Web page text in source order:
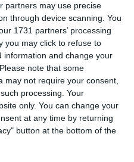
partners may use precise
through device scanning. You
1731 partners’ processing
you may click to refuse to
information and change your
Please note that some
may not require your consent,
processing. Your
only. You can change your
at any time by returning
button at the bottom of the
2021, Agertrans
unui PUZ pentru
parcela A1080/3 și
de locuințe colective P+4E,
și comerciale specific
scuaruri publice, spații
Valabilitatea